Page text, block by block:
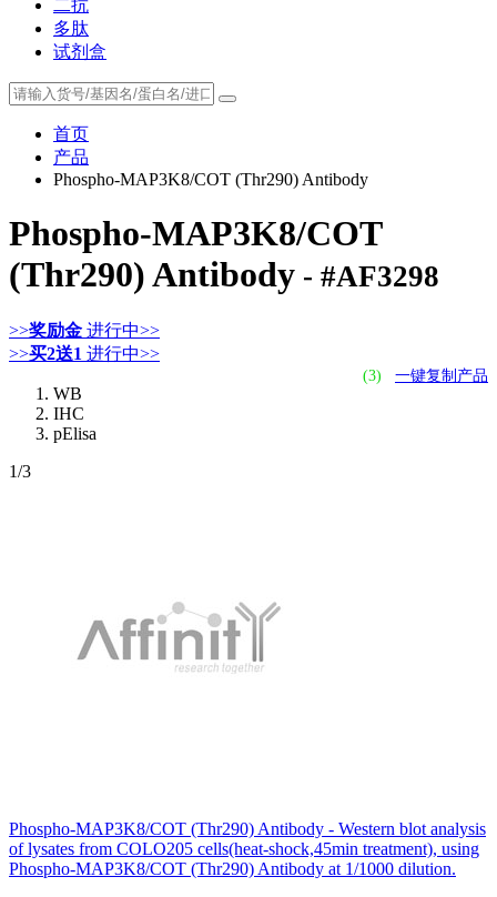
二抗
多肽
试剂盒
首页
产品
Phospho-MAP3K8/COT (Thr290) Antibody
Phospho-MAP3K8/COT
(Thr290) Antibody - #AF3298
>>奖励金 进行中>>
>>买2送1 进行中>>
(3) 一键复制产品
WB
IHC
pElisa
1/3
Phospho-MAP3K8/COT (Thr290) Antibody - Western blot analysis
of lysates from COLO205 cells(heat-shock,45min treatment), using
Phospho-MAP3K8/COT (Thr290) Antibody at 1/1000 dilution.